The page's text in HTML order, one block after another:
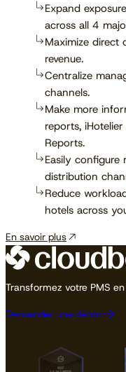
Expand
across all 4
Maximize direct
revenue.
Centralize
channels.
Make more
reports,
Reports.
Easily
distribution
Reduce
hotels across
En savoir plus
Transformez votre PMS
Demander une démo